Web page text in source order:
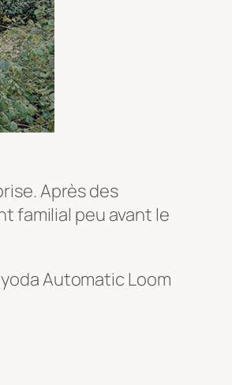
Après des
familial peu avant le
Automatic Loom